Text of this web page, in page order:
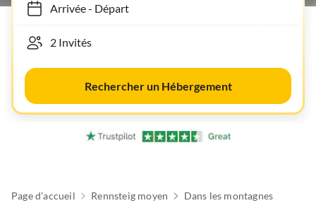
Arrivée- Départ
Rechercher un Hébergement
Page d'accueil Rennsteig moyen Dans les montagnes